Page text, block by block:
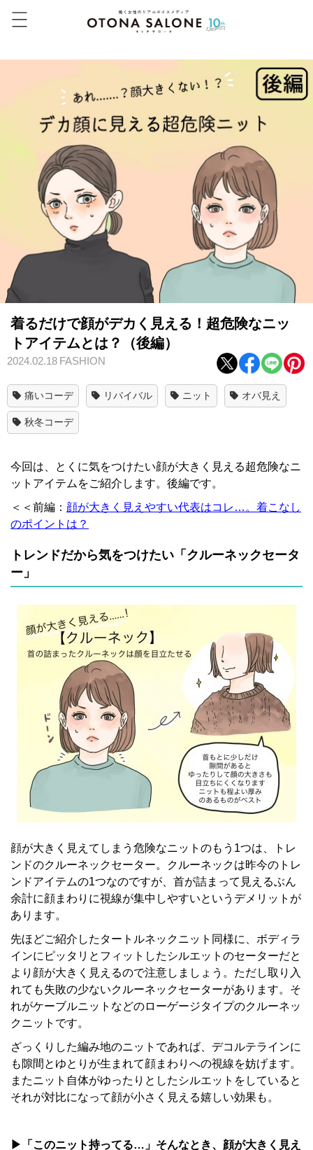
着るだけで顔がデカく見える！超危険なニッ
トアイテムとは？（後編）
2024.02.18 FASHION
痛いコーデ リバイバル ニット オバ見え
秋冬コーデ
今回は、とくに気をつけたい顔が大きく見える超危険なニ
ットアイテムをご紹介します。後編です。
＜＜前編： 顔が大きく見えやすい代表はコレ…。着こなし
のポイントは？
トレンドだから気をつけたい「クルーネックセータ
ー」
顔が大きく見えてしまう危険なニットのもう1つは、トレ
ンドのクルーネックセーター。クルーネックは昨今のトレ
ンドアイテムの1つなのですが、首が詰まって見えるぶん
余計に顔まわりに視線が集中しやすいというデメリットが
あります。
先ほどご紹介したタートルネックニット同様に、ボディラ
インにピッタリとフィットしたシルエットのセーターだと
より顔が大きく見えるので注意しましょう。ただし取り入
れても失敗の少ないクルーネックセーターがあります。そ
れがケーブルニットなどのローゲージタイプのクルーネッ
クニットです。
ざっくりした編み地のニットであれば、デコルテラインに
も隙間とゆとりが生まれて顔まわりへの視線を妨げます。
またニット自体がゆったりとしたシルエットをしていると
それが対比になって顔が小さく見える嬉しい効果も。
▶「このニット持ってる…」そんなとき、顔が大きく見え